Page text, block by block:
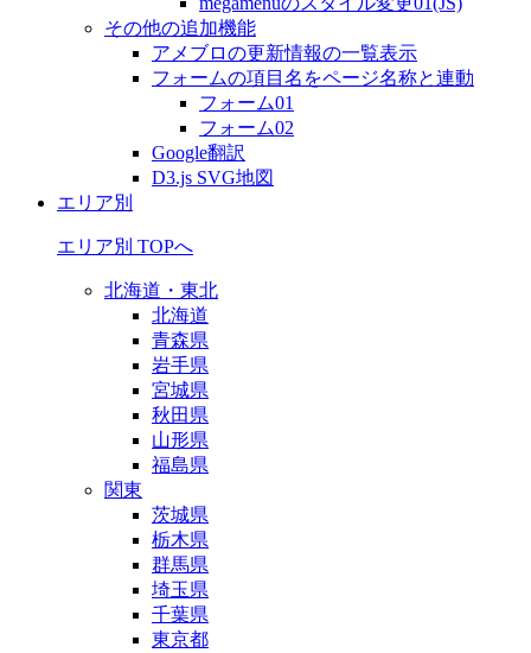
その他の追加機能
アメブロの更新情報の一覧表示
フォームの項目名をページ名称と連動
フォーム01
フォーム02
Google翻訳
D3.js SVG地図
エリア別
エリア別 TOPへ
北海道・東北
北海道
青森県
岩手県
宮城県
秋田県
山形県
福島県
関東
茨城県
栃木県
群馬県
埼玉県
千葉県
東京都